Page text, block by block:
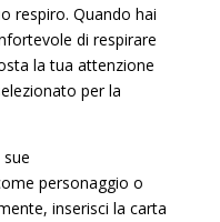
respiro. Quando hai
di respirare
la tua attenzione
per la
personaggio o
inserisci la carta